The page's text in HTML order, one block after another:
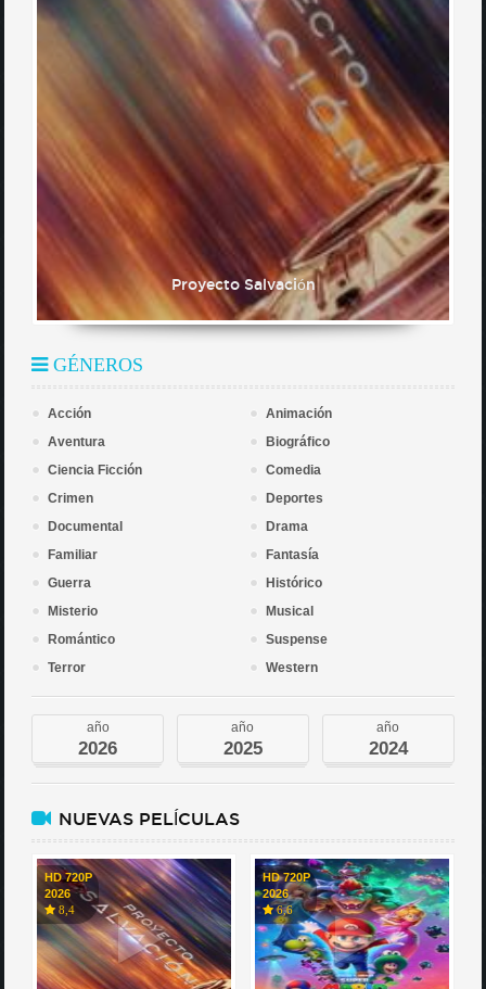
Proyecto Salvación
GÉNEROS
Acción
Animación
Aventura
Biográfico
Ciencia Ficción
Comedia
Crimen
Deportes
Documental
Drama
Familiar
Fantasía
Guerra
Histórico
Misterio
Musical
Romántico
Suspense
Terror
Western
año
2026
año
2025
año
2024
NUEVAS PELÍCULAS
HD 720P
2026
8,4
HD 720P
2026
6,6